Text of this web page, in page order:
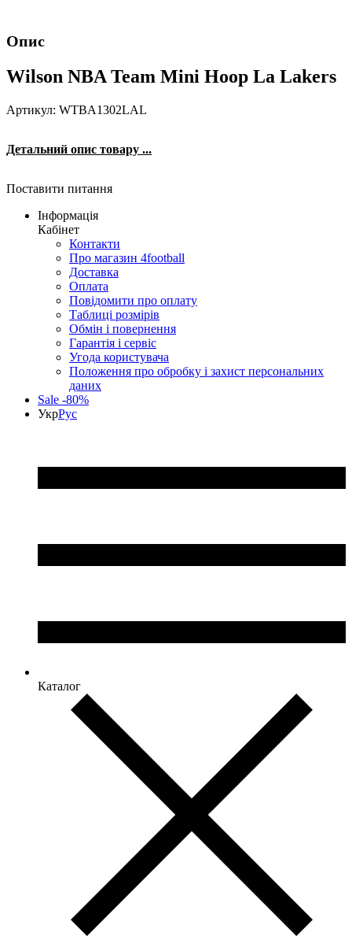
Опис
Wilson NBA Team Mini Hoop La Lakers
Артикул: WTBA1302LAL
Детальний опис товару ...
Поставити питання
Інформація
Кабінет
Контакти
Про магазин 4football
Доставка
Оплата
Повідомити про оплату
Таблиці розмірів
Обмін і повернення
Гарантія і сервіс
Угода користувача
Положення про обробку і захист персональних
даних
Sale -80%
УкрРус
Каталог